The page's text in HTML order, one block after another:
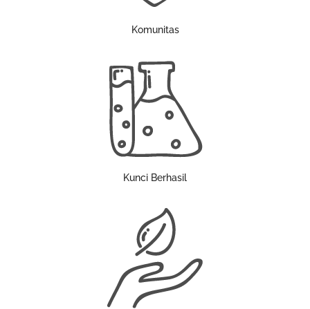
Komunitas
Kunci Berhasil